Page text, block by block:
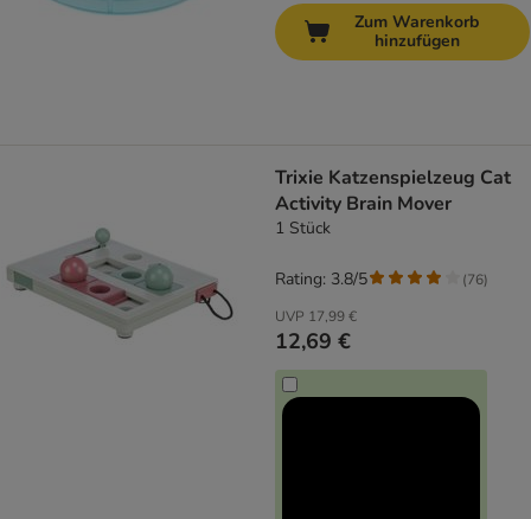
Zum Warenkorb
hinzufügen
Trixie Katzenspielzeug Cat
Activity Brain Mover
1 Stück
UVP 17,99 €
12,69 €
Rating: 3.8/5 (76)